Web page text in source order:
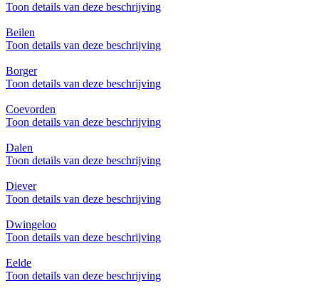
Toon details van deze beschrijving
Beilen
Toon details van deze beschrijving
Borger
Toon details van deze beschrijving
Coevorden
Toon details van deze beschrijving
Dalen
Toon details van deze beschrijving
Diever
Toon details van deze beschrijving
Dwingeloo
Toon details van deze beschrijving
Eelde
Toon details van deze beschrijving